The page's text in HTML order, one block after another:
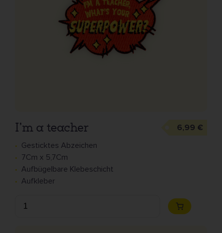
I'm a teacher
6,99 €
Gesticktes Abzeichen
7Cm x 5,7Cm
Aufbügelbare Klebeschicht
Aufkleber
Anzahl
Zum